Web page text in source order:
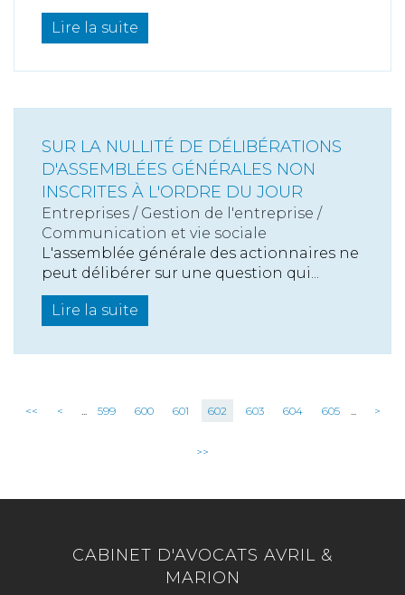
Lire la suite
SUR LA NULLITÉ DE DÉLIBÉRATIONS
D'ASSEMBLÉES GÉNÉRALES NON
INSCRITES À L'ORDRE DU JOUR
Entreprises / Gestion de l'entreprise /
Communication et vie sociale
L'assemblée générale des actionnaires ne
peut délibérer sur une question qui...
Lire la suite
<< < ... 599 600 601 602 603 604 605 ... >
>>
CABINET D'AVOCATS AVRIL &
MARION